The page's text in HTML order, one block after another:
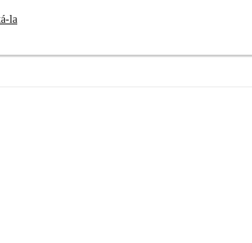
a poucos passos do imóvel. O bairro é
la